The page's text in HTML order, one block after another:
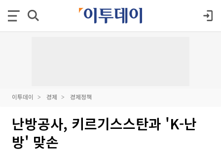
이투데이 경제 경제정책
난방공사, 키르기스스탄과 'K-난
방' 맞손